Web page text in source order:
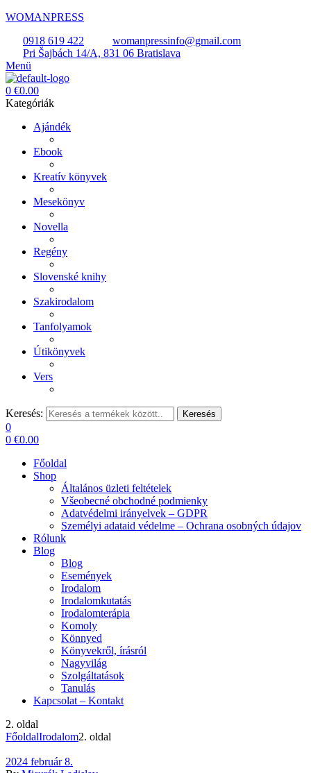
WOMANPRESS
0918 619 422
womanpressinfo@gmail.com
Pri Šajbách 14/A, 831 06 Bratislava
Menü
0 €0.00
Kategóriák
Ajándék
Ebook
Kreatív könyvek
Mesekönyv
Novella
Regény
Slovenské knihy
Szakirodalom
Tanfolyamok
Útikönyvek
Vers
Keresés: Keresés
0
0 €0.00
Főoldal
Shop
Általános üzleti feltételek
Všeobecné obchodné podmienky
Adatvédelmi irányelvek – GDPR
Személyi adataid védelme – Ochrana osobných údajov
Rólunk
Blog
Blog
Események
Irodalom
Irodalomkutatás
Irodalomterápia
Komoly
Könnyed
Könyvekről, írásról
Nagyvilág
Szolgáltatások
Tanulás
Kapcsolat – Kontakt
2. oldal
FőoldalIrodalom2. oldal
2024 február 8.